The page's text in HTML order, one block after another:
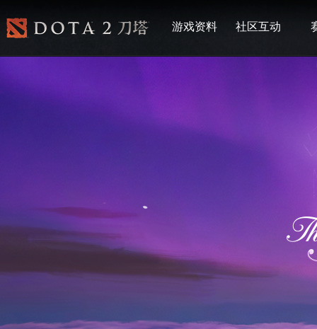
游戏资料 社区互动